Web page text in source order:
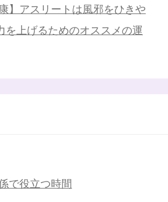
】アスリートは風邪をひきや
上げるためのオススメの運
で役立つ時間